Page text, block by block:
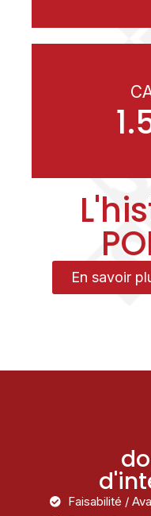
En savoir
Faisabilité /